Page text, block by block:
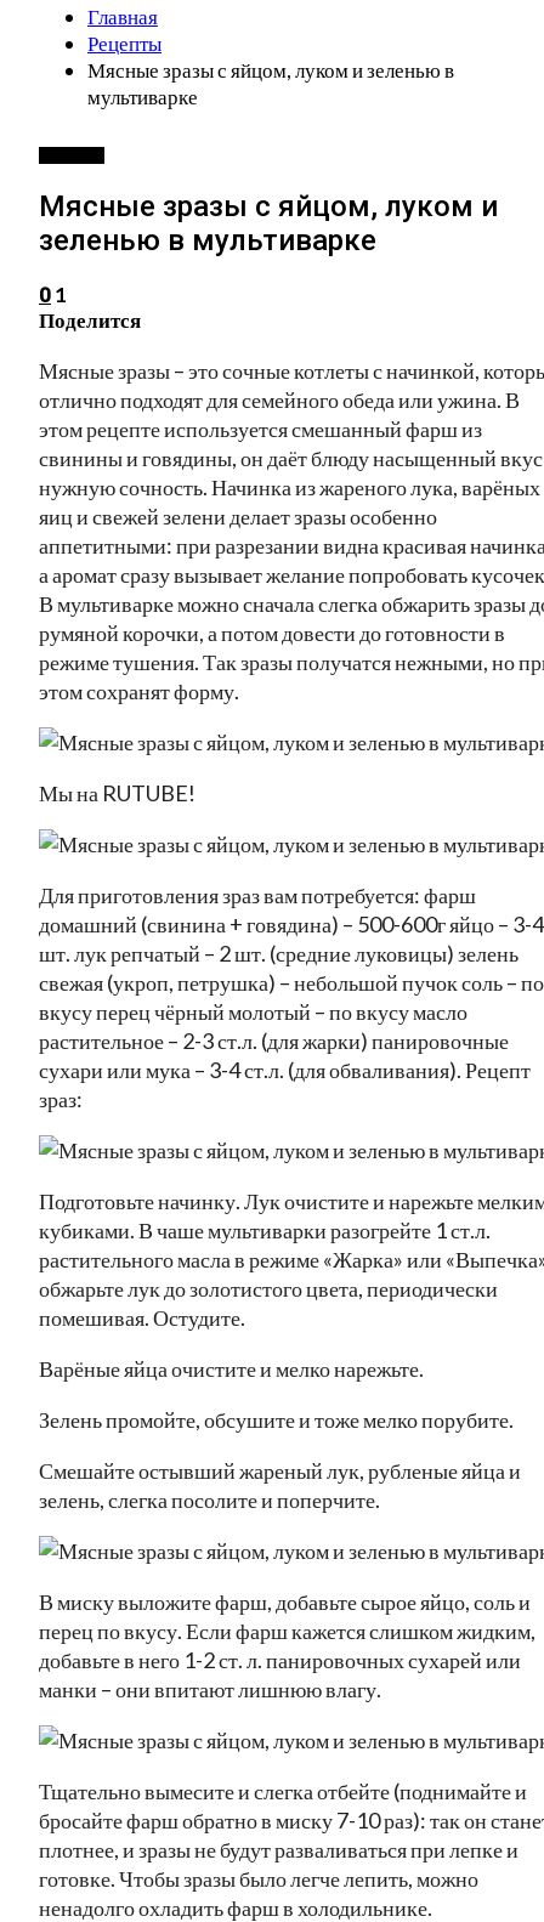
Главная
Рецепты
Мясные зразы с яйцом, луком и зеленью в
мультиварке
Мясные зразы с яйцом, луком и
зеленью в мультиварке
0 1
Поделится
Мясные зразы – это сочные котлеты с начинкой,
отлично подходят для семейного обеда или ужина. В
этом рецепте используется смешанный фарш из
свинины и говядины, он даёт блюду насыщенный
нужную сочность. Начинка из жареного лука, варёных
яиц и свежей зелени делает зразы особенно
аппетитными: при разрезании видна красивая
а аромат сразу вызывает желание попробовать
В мультиварке можно сначала слегка обжарить зразы
румяной корочки, а потом довести до готовности в
режиме тушения. Так зразы получатся нежными, но
этом сохранят форму.
Мы на RUTUBE!
Для приготовления зраз вам потребуется: фарш
домашний (свинина + говядина) – 500-600г яйцо – 3-4
шт. лук репчатый – 2 шт. (средние луковицы) зелень
свежая (укроп, петрушка) – небольшой пучок соль – по
вкусу перец чёрный молотый – по вкусу масло
растительное – 2-3 ст.л. (для жарки) панировочные
сухари или мука – 3-4 ст.л. (для обваливания). Рецепт
зраз:
Подготовьте начинку. Лук очистите и нарежьте
кубиками. В чаше мультиварки разогрейте 1 ст.л.
растительного масла в режиме «Жарка» или
обжарьте лук до золотистого цвета, периодически
помешивая. Остудите.
Варёные яйца очистите и мелко нарежьте.
Зелень промойте, обсушите и тоже мелко порубите.
Смешайте остывший жареный лук, рубленые яйца и
зелень, слегка посолите и поперчите.
В миску выложите фарш, добавьте сырое яйцо, соль и
перец по вкусу. Если фарш кажется слишком жидким,
добавьте в него 1-2 ст. л. панировочных сухарей или
манки – они впитают лишнюю влагу.
Тщательно вымесите и слегка отбейте (поднимайте и
бросайте фарш обратно в миску 7-10 раз): так он
плотнее, и зразы не будут разваливаться при лепке и
готовке. Чтобы зразы было легче лепить, можно
ненадолго охладить фарш в холодильнике.